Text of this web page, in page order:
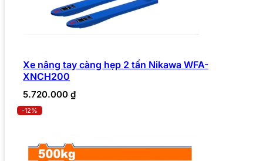
Xe nâng tay càng hẹp 2 tấn Nikawa WFA-
XNCH200
5.720.000 ₫
-12%